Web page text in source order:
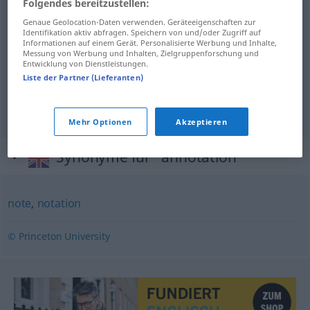
Kommentierenn annotationcommenting
Anmerkung f annotation
annotationcomment, note
Synonyme für "annotation"
note, notation
© Princeton University
Folgendes bereitzustellen:
Genaue Geolocation-Daten verwenden. Geräteeigenschaften zur
Identifikation aktiv abfragen. Speichern von und/oder Zugriff auf
Informationen auf einem Gerät. Personalisierte Werbung und Inhalte,
Messung von Werbung und Inhalten, Zielgruppenforschung und
Entwicklung von Dienstleistungen.
Liste der Partner (Lieferanten)
Mehr Optionen Akzeptieren